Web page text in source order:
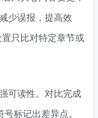
少误报，提高效
只比对特定章节或
可读性。对比完成
标记出差异点。